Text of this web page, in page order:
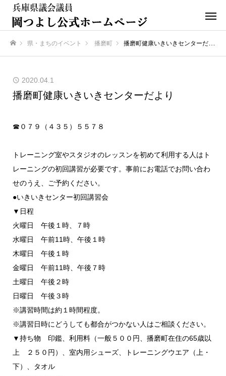
県・まちのイベント 播磨町 播磨町健康いきいきセンターだより
2020.04.1
播磨町健康いきいきセンターだより
☎０７９（４３５）５５７８
トレーニング室やスタジオのレッスンを初めて利用する人はト
レーニングの初回講習が必要です。事前にお電話でお問い合わ
せのうえ、ご予約ください。
●いきいきセンター初回講習会
▼日程
火曜日 午後１時、７時
水曜日 午前11時、午後１時
木曜日 午後１時
金曜日 午前11時、午後７時
土曜日 午後２時
日曜日 午後３時
※講習時間は約１時間程度。
※講習日時にどうしても都合がつかない人はご相談ください。
▼持ち物 印鑑、利用料（一般５００円、播磨町在住の65歳以
上 ２５０円）、室内用シューズ、トレーニングウエア（上・
下）、タオル